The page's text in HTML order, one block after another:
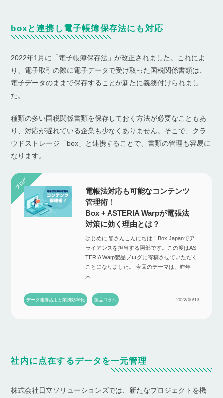
boxと連携し電子帳簿保存法にも対応
2022年1月に「電子帳簿保存法」が改正されました。これによ
り、電子取引の際に電子データで受け取った国税関係書類は、
電子データのままで保存することが新たに義務付けられまし
た。
種類の多い国税関係書類を保存しておく方法が必要なこともあ
り、対応が遅れている企業も少なくありません。そこで、クラ
ウドストレージ「box」と連携することで、書類の管理も容易に
なります。
電帳法対応も可能なコンテンツ
管理術！
Box + ASTERIA Warpが電張法
対策に効く理由とは？
はじめに 皆さんこんにちは！Box Japanでア
ライアンスを担当する阿部です。この度はAS
TERIA Warp製品ブログに寄稿させていただく
ことになりました。 今回のテーマは、昨年
末...
データ連携活用と業務効率化 製品コラム 2022/06/13
社内に点在するデータを一元管理
株式会社日立ソリューションズでは、新たなプロジェクトを機